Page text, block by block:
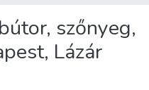
szőnyeg,
Lázár